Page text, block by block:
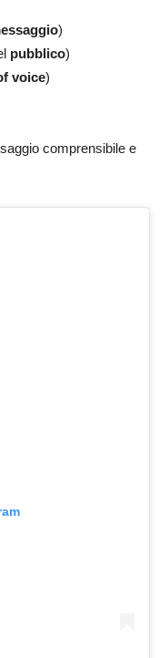
)
pubblico)
voice)
comprensibile e